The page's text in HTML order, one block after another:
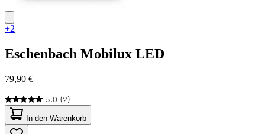
+2
Eschenbach Mobilux LED
79,90 €
5.0 (2)
5.0
von
5
In den Warenkorb